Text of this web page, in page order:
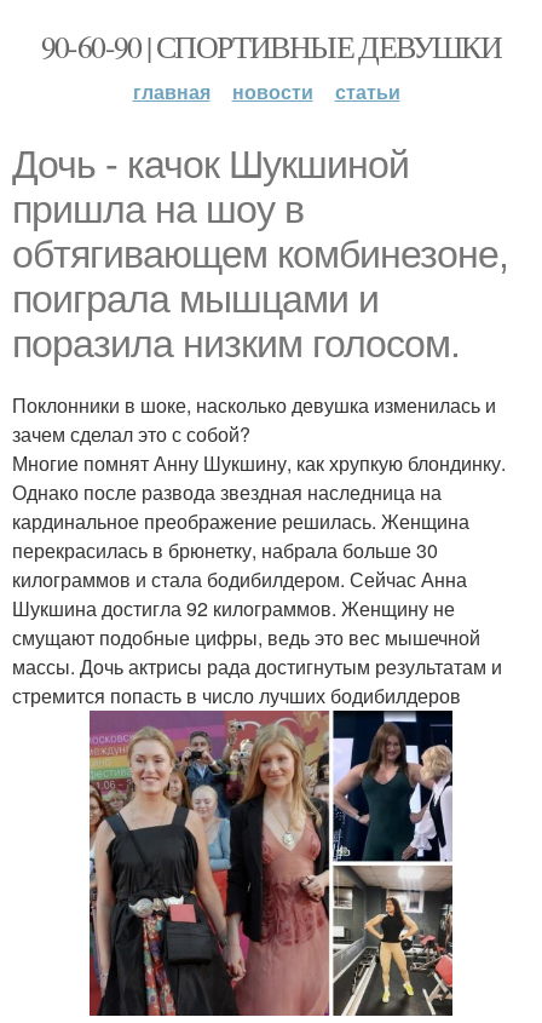
90-60-90 | СПОРТИВНЫЕ ДЕВУШКИ
главная новости статьи
Дочь - качок Шукшиной
пришла на шоу в
обтягивающем комбинезоне,
поиграла мышцами и
поразила низким голосом.
Поклонники в шоке, насколько девушка изменилась и
зачем сделал это с собой?
Многие помнят Анну Шукшину, как хрупкую блондинку.
Однако после развода звездная наследница на
кардинальное преображение решилась. Женщина
перекрасилась в брюнетку, набрала больше 30
килограммов и стала бодибилдером. Сейчас Анна
Шукшина достигла 92 килограммов. Женщину не
смущают подобные цифры, ведь это вес мышечной
массы. Дочь актрисы рада достигнутым результатам и
стремится попасть в число лучших бодибилдеров